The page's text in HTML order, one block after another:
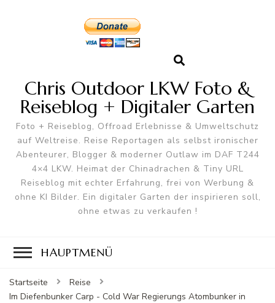
Chris Outdoor LKW Foto &
Reiseblog + Digitaler Garten
Foto + Reiseblog, Offroad Erlebnisse & Umweltschutz
auf Weltreise. Reise Reportagen als selbst ironischer
Abenteurer, Blogger & moderner Outlaw im DAF T244
4×4 LKW. Heimat der Chinadrachen & Tiny URL
Reiseblog mit echter Erfahrung, frei von Werbung &
ohne KI Bilder. Ein digitaler Garten der inspirieren soll,
ohne etwas zu verkaufen !
HAUPTMENÜ
Startseite
Reise
Im Diefenbunker Carp - Cold War Regierungs Atombunker in